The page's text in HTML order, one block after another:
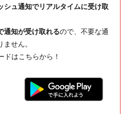
シュ通知でリアルタイムに受け取
通知が受け取れるので、不要な通
せん。
ドはこちらから！